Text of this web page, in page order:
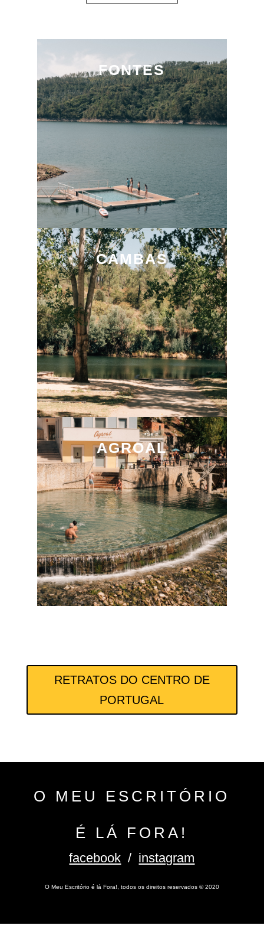
FONTES
CAMBAS
AGROAL
RETRATOS DO CENTRO DE
PORTUGAL
O MEU ESCRITÓRIO
É LÁ FORA!
facebook / instagram
O Meu Escritório é lá Fora!, todos os direitos reservados ©2020